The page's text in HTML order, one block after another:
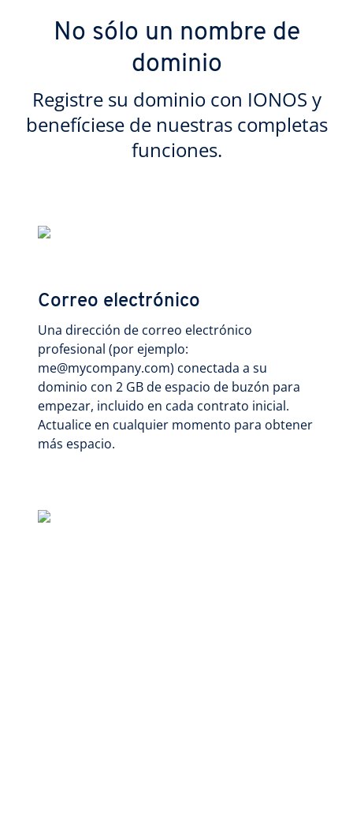
No sólo un nombre de
dominio
Registre su dominio con IONOS y
benefíciese de nuestras completas
funciones.
Correo electrónico
Una dirección de correo electrónico
profesional (por ejemplo:
me@mycompany.com) conectada a su
dominio con 2 GB de espacio de buzón para
empezar, incluido en cada contrato inicial.
Actualice en cualquier momento para obtener
más espacio.